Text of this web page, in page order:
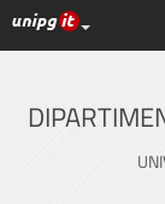
Vai
al
principale
Link ai